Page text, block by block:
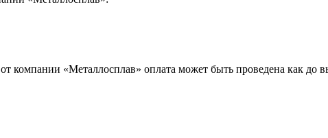
компании «Металлосплав» оплата может быть проведена как